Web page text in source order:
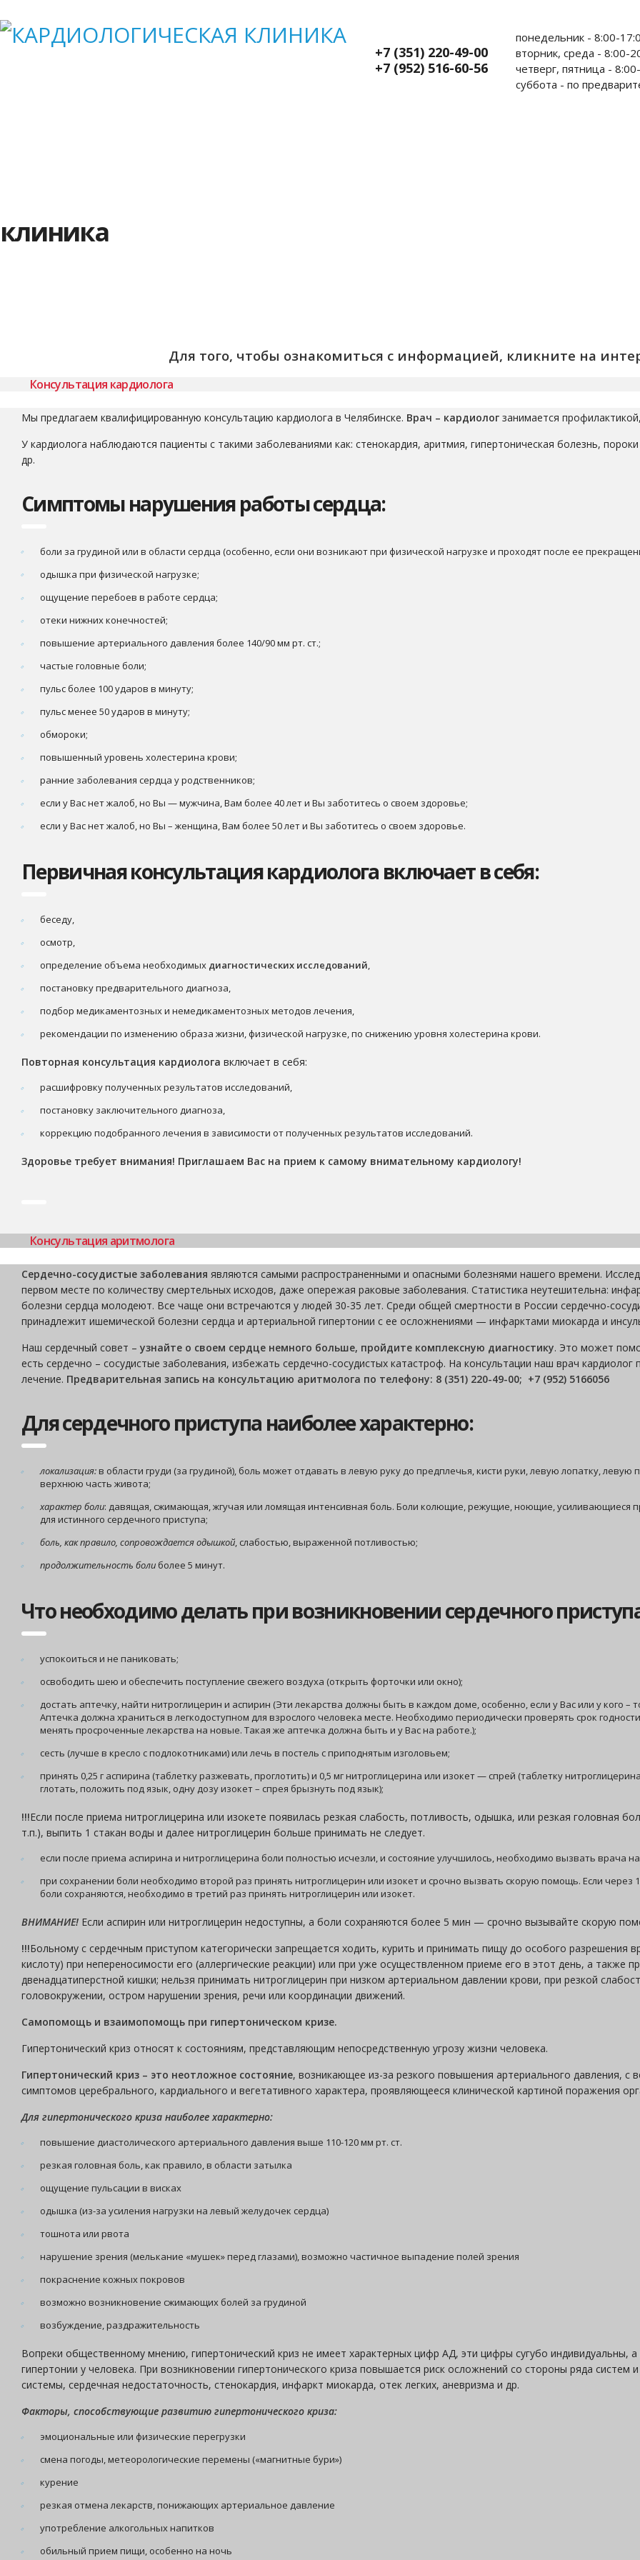
+7 (351) 220-49-00
+7 (952) 516-60-56
понедельник - 8:00-
вторник, среда - 8:00-
четверг, пятница -
суббота - по
клиника
Для того, чтобы ознакомиться с информацией, кликните на
Консультация кардиолога
Мы предлагаем квалифицированную консультацию кардиолога в Челябинске. Врач – кардиолог занимается
У кардиолога наблюдаются пациенты с такими заболеваниями как: стенокардия, аритмия, гипертоническая болезнь,
др.
Симптомы нарушения работы сердца:
боли за грудиной или в области сердца (особенно, если они возникают при физической нагрузке и проходят после ее
одышка при физической нагрузке;
ощущение перебоев в работе сердца;
отеки нижних конечностей;
повышение артериального давления более 140/90 мм рт. ст.;
частые головные боли;
пульс более 100 ударов в минуту;
пульс менее 50 ударов в минуту;
обмороки;
повышенный уровень холестерина крови;
ранние заболевания сердца у родственников;
если у Вас нет жалоб, но Вы — мужчина, Вам более 40 лет и Вы заботитесь о своем здоровье;
если у Вас нет жалоб, но Вы – женщина, Вам более 50 лет и Вы заботитесь о своем здоровье.
Первичная консультация кардиолога включает в себя:
беседу,
осмотр,
определение объема необходимых диагностических исследований,
постановку предварительного диагноза,
подбор медикаментозных и немедикаментозных методов лечения,
рекомендации по изменению образа жизни, физической нагрузке, по снижению уровня холестерина крови.
Повторная консультация кардиолога включает в себя:
расшифровку полученных результатов исследований,
постановку заключительного диагноза,
коррекцию подобранного лечения в зависимости от полученных результатов исследований.
Здоровье требует внимания! Приглашаем Вас на прием к самому внимательному кардиологу!
Консультация аритмолога
Сердечно-сосудистые заболевания являются самыми распространенными и опасными болезнями нашего времени.
первом месте по количеству смертельных исходов, даже опережая раковые заболевания. Статистика неутешительна:
болезни сердца молодеют. Все чаще они встречаются у людей 30-35 лет. Среди общей смертности в России сердечно-
принадлежит ишемической болезни сердца и артериальной гипертонии с ее осложнениями — инфарктами миокарда и
Наш сердечный совет – узнайте о своем сердце немного больше, пройдите комплексную диагностику. Это может
есть сердечно – сосудистые заболевания, избежать сердечно-сосудистых катастроф. На консультации наш врач
лечение. Предварительная запись на консультацию аритмолога по телефону: 8 (351) 220-49-00; +7 (952) 5166056
Для сердечного приступа наиболее характерно:
локализация:в области груди (за грудиной), боль может отдавать в левую руку до предплечья, кисти руки, левую лопатку,
верхнюю часть живота;
характер боли: давящая, сжимающая, жгучая или ломящая интенсивная боль. Боли колющие, режущие, ноющие, усиливающиеся
для истинного сердечного приступа;
боль, как правило, сопровождается одышкой, слабостью, выраженной потливостью;
продолжительность боли более 5 минут.
Что необходимо делать при возникновении сердечного
успокоиться и не паниковать;
освободить шею и обеспечить поступление свежего воздуха (открыть форточки или окно);
достать аптечку, найти нитроглицерин и аспирин (Эти лекарства должны быть в каждом доме, особенно, если у Вас или у кого
Аптечка должна храниться в легкодоступном для взрослого человека месте. Необходимо периодически проверять срок
менять просроченные лекарства на новые. Такая же аптечка должна быть и у Вас на работе.);
сесть (лучше в кресло с подлокотниками) или лечь в постель с приподнятым изголовьем;
принять 0,25 г аспирина (таблетку разжевать, проглотить) и 0,5 мг нитроглицерина или изокет — спрей (таблетку
глотать, положить под язык, одну дозу изокет – спрея брызнуть под язык);
!!!Если после приема нитроглицерина или изокете появилась резкая слабость, потливость, одышка, или резкая головная
т.п.), выпить 1 стакан воды и далее нитроглицерин больше принимать не следует.
если после приема аспирина и нитроглицерина боли полностью исчезли, и состояние улучшилось, необходимо вызвать врача
при сохранении боли необходимо второй раз принять нитроглицерин или изокет и срочно вызвать скорую помощь. Если
боли сохраняются, необходимо в третий раз принять нитроглицерин или изокет.
ВНИМАНИЕ! Если аспирин или нитроглицерин недоступны, а боли сохраняются более 5 мин — срочно вызывайте скорую
!!!Больному с сердечным приступом категорически запрещается ходить, курить и принимать пищу до особого разрешения
кислоту) при непереносимости его (аллергические реакции) или при уже осуществленном приеме его в этот день, а также
двенадцатиперстной кишки; нельзя принимать нитроглицерин при низком артериальном давлении крови, при резкой
головокружении, остром нарушении зрения, речи или координации движений.
Самопомощь и взаимопомощь при гипертоническом кризе.
Гипертонический криз относят к состояниям, представляющим непосредственную угрозу жизни человека.
Гипертонический криз – это неотложное состояние, возникающее из-за резкого повышения артериального давления, с
симптомов церебрального, кардиального и вегетативного характера, проявляющееся клинической картиной поражения
Для гипертонического криза наиболее характерно:
повышение диастолического артериального давления выше 110-120 мм рт. ст.
резкая головная боль, как правило, в области затылка
ощущение пульсации в висках
одышка (из-за усиления нагрузки на левый желудочек сердца)
тошнота или рвота
нарушение зрения (мелькание «мушек» перед глазами), возможно частичное выпадение полей зрения
покраснение кожных покровов
возможно возникновение сжимающих болей за грудиной
возбуждение, раздражительность
Вопреки общественному мнению, гипертонический криз не имеет характерных цифр АД, эти цифры сугубо
гипертонии у человека. При возникновении гипертонического криза повышается риск осложнений со стороны ряда
системы, сердечная недостаточность, стенокардия, инфаркт миокарда, отек легких, аневризма и др.
Факторы, способствующие развитию гипертонического криза:
эмоциональные или физические перегрузки
смена погоды, метеорологические перемены («магнитные бури»)
курение
резкая отмена лекарств, понижающих артериальное давление
употребление алкогольных напитков
обильный прием пищи, особенно на ночь